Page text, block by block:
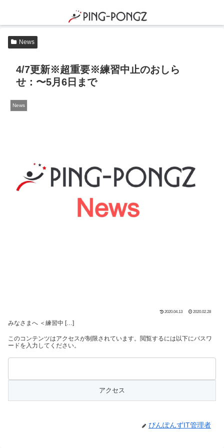
News
4/7更新※超重要※練習中止のおしら
せ：〜5月6日まで
News
2020.04.13 2020.02.28
みなさまへ ＜練習中 […]
このコンテンツはアクセスが制限されています。閲覧するには以下にパスワ
ードを入力してください。
ぴんぽんずIT管理者